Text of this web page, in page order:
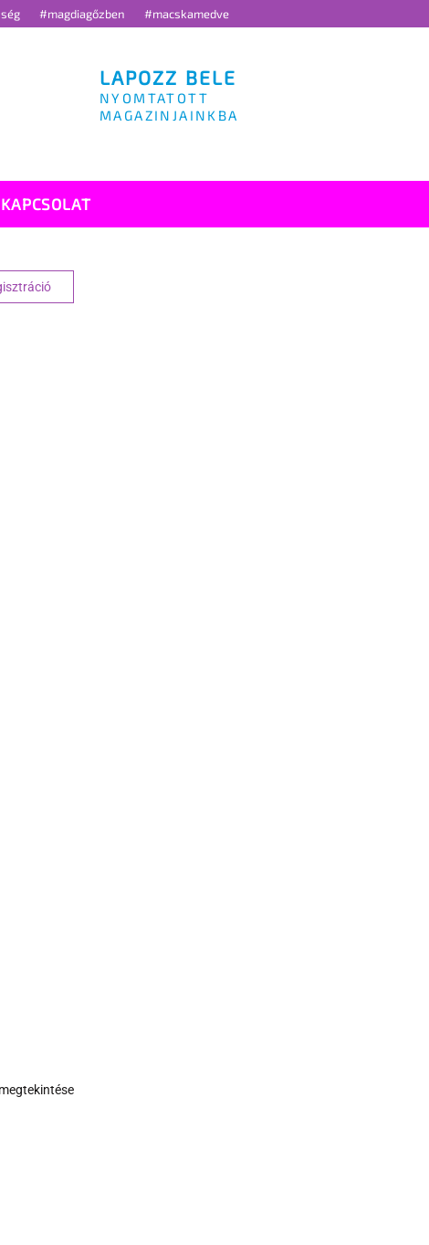
#magdiagőzben #macskamedve
LAPOZZ BELE
NYOMTATOTT
MAGAZINJAINKBA
KAPCSOLAT